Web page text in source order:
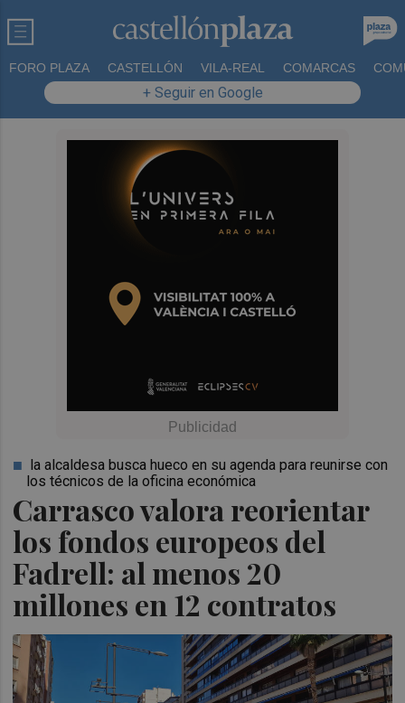
FORO PLAZA CASTELLÓN VILA-REAL COMARCAS
+ Seguir en Google
Carrasco valora reorientar
los fondos europeos del
Fadrell: al menos 20
millones en 12 contratos
la alcaldesa busca hueco en su agenda para reunirse con
los técnicos de la oficina económica